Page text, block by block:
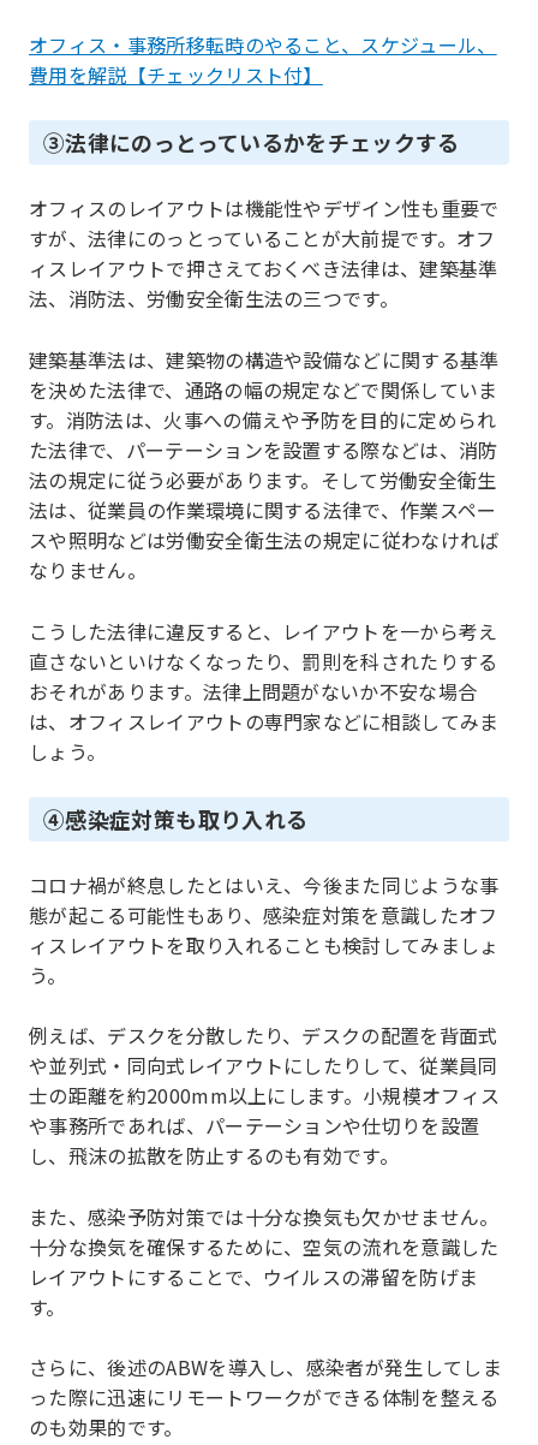
オフィス・事務所移転時のやること、スケジュール、
費用を解説【チェックリスト付】
③法律にのっとっているかをチェックする
オフィスのレイアウトは機能性やデザイン性も重要で
すが、法律にのっとっていることが大前提です。オフ
ィスレイアウトで押さえておくべき法律は、建築基準
法、消防法、労働安全衛生法の三つです。
建築基準法は、建築物の構造や設備などに関する基準
を決めた法律で、通路の幅の規定などで関係していま
す。消防法は、火事への備えや予防を目的に定められ
た法律で、パーテーションを設置する際などは、消防
法の規定に従う必要があります。そして労働安全衛生
法は、従業員の作業環境に関する法律で、作業スペー
スや照明などは労働安全衛生法の規定に従わなければ
なりません。
こうした法律に違反すると、レイアウトを一から考え
直さないといけなくなったり、罰則を科されたりする
おそれがあります。法律上問題がないか不安な場合
は、オフィスレイアウトの専門家などに相談してみま
しょう。
④感染症対策も取り入れる
コロナ禍が終息したとはいえ、今後また同じような事
態が起こる可能性もあり、感染症対策を意識したオフ
ィスレイアウトを取り入れることも検討してみましょ
う。
例えば、デスクを分散したり、デスクの配置を背面式
や並列式・同向式レイアウトにしたりして、従業員同
士の距離を約2000mm以上にします。小規模オフィス
や事務所であれば、パーテーションや仕切りを設置
し、飛沫の拡散を防止するのも有効です。
また、感染予防対策では十分な換気も欠かせません。
十分な換気を確保するために、空気の流れを意識した
レイアウトにすることで、ウイルスの滞留を防げま
す。
さらに、後述のABWを導入し、感染者が発生してしま
った際に迅速にリモートワークができる体制を整える
のも効果的です。